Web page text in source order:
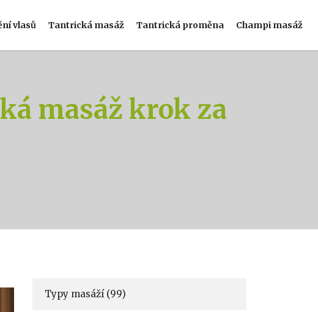
vlasů Tantrická masáž Tantrická proměna Champi masáž
masáž krok za
Typy masáží (99)